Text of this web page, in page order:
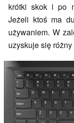
krótki skok i po
Jeżeli ktoś ma
używaniem. W
uzyskuje się różny